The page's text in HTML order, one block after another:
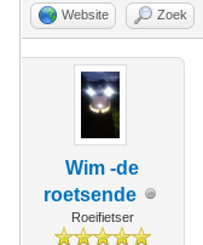
Website Zoek
Wim -de
roetsende
Roeifietser